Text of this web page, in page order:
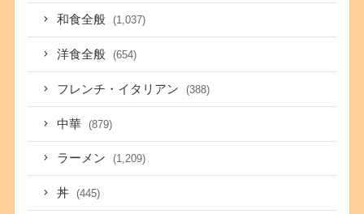
和食全般 (1,037)
洋食全般 (654)
フレンチ・イタリアン (388)
中華 (879)
ラーメン (1,209)
丼 (445)